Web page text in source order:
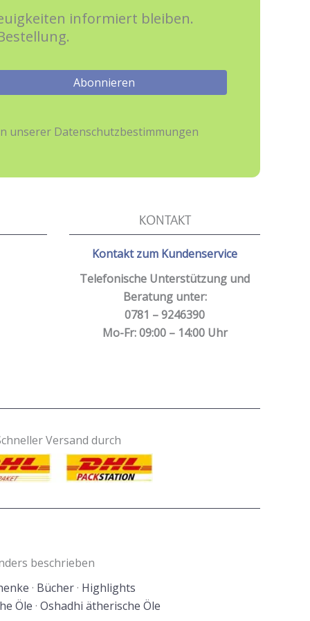
informiert bleiben.
unserer Datenschutzbestimmungen
KONTAKT
Kontakt zum Kundenservice
Telefonische Unterstützung und
Beratung unter:
0781 – 9246390
Mo-Fr: 09:00 – 14:00 Uhr
Versand durch
beschrieben
· Bücher · Highlights
Öle · Oshadhi ätherische Öle